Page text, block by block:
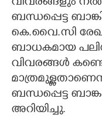
ബന്ധപ്പെട്ട
കെ.വൈ.സി
ബാധകമായ
വിവരങ്ങൾ
ബന്ധപ്പെട്ട
അറിയിച്ചു.